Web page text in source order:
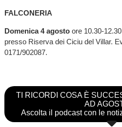
FALCONERIA
Domenica 4 agostoore 10.30-
presso Riserva dei Ciciu del Villar.
0171/902087.
TI RICORDI COSA È
AD
Ascolta il podcast con le